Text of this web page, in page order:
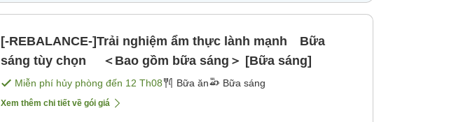
[-REBALANCE-]Trải nghiệm ẩm thực lành mạnh Bữa
sáng tùy chọn ＜Bao gồm bữa sáng＞ [Bữa sáng]
Miễn phí hủy phòng đến 12 Th08 Bữa ăn Bữa sáng
Xem thêm chi tiết về gói giá